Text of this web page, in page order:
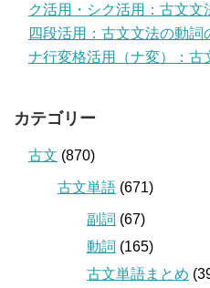
ク活用・シク活用：古文文
四段活用：古文文法の動詞
ナ行変格活用（ナ変）：古
カテゴリー
古文 (870)
古文単語 (671)
副詞 (67)
動詞 (165)
古文単語まとめ